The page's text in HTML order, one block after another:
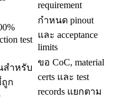
requirement
test
กำหนด pinout
และ acceptance
limits
สำหรับ
ก
ขอ CoC, material
certs และ test
records แยกตาม